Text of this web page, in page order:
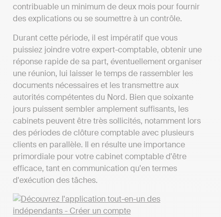
contribuable un minimum de deux mois pour fournir
des explications ou se soumettre à un contrôle.
Durant cette période, il est impératif que vous
puissiez joindre votre expert-comptable, obtenir une
réponse rapide de sa part, éventuellement organiser
une réunion, lui laisser le temps de rassembler les
documents nécessaires et les transmettre aux
autorités compétentes du Nord. Bien que soixante
jours puissent sembler amplement suffisants, les
cabinets peuvent être très sollicités, notamment lors
des périodes de clôture comptable avec plusieurs
clients en parallèle. Il en résulte une importance
primordiale pour votre cabinet comptable d'être
efficace, tant en communication qu'en termes
d'exécution des tâches.